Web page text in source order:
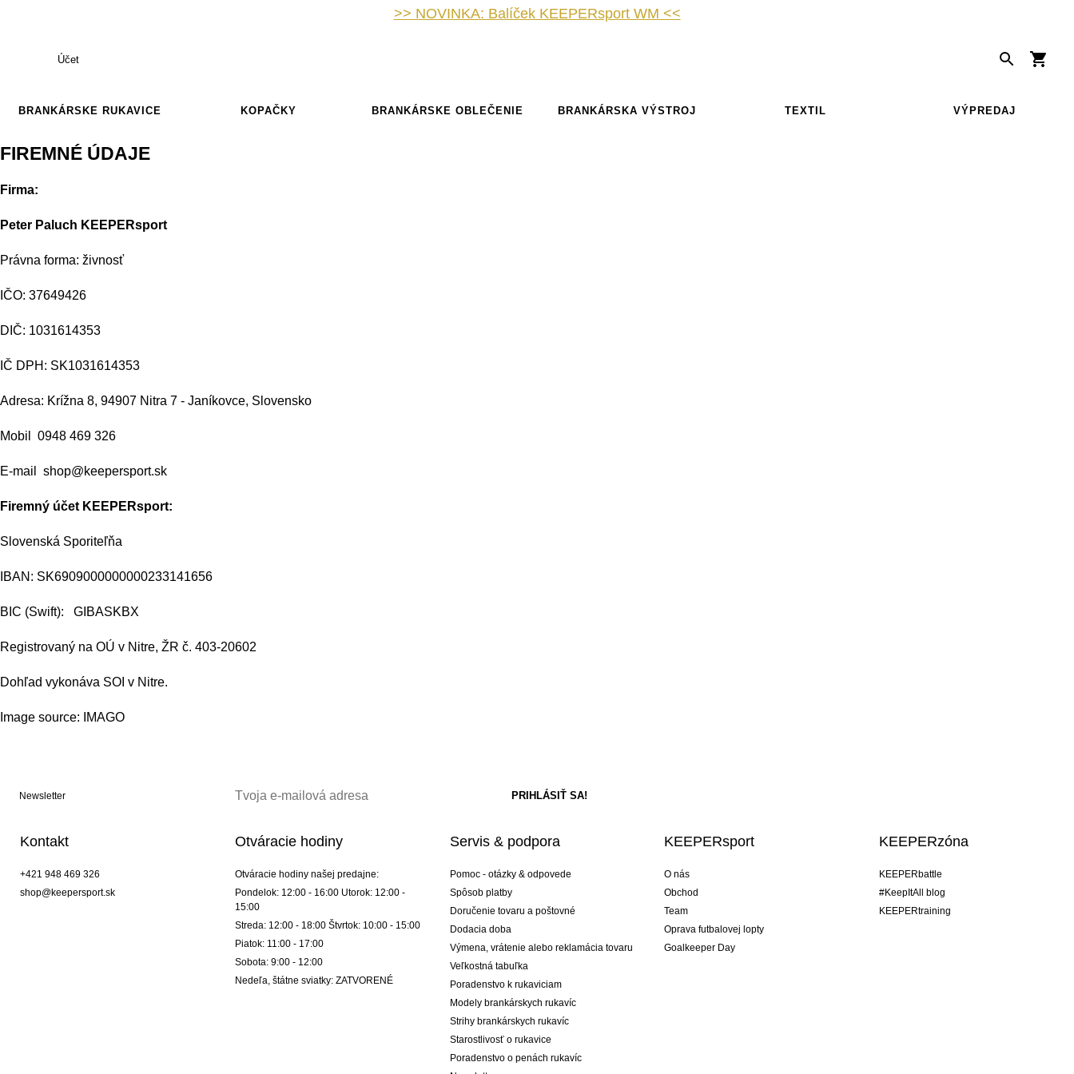
>> NOVINKA: Balíček KEEPERsport WM <<
Účet
BRANKÁRSKE RUKAVICE KOPAČKY BRANKÁRSKE OBLEČENIE BRANKÁRSKA VÝSTROJ TEXTIL VÝPREDAJ
FIREMNÉ ÚDAJE
Firma:
Peter Paluch KEEPERsport
Právna forma: živnosť
IČO: 37649426
DIČ: 1031614353
IČ DPH: SK1031614353
Adresa: Krížna 8, 94907 Nitra 7 - Janíkovce, Slovensko
Mobil 0948 469 326
E-mail shop@keepersport.sk
Firemný účet KEEPERsport:
Slovenská Sporiteľňa
IBAN: SK6909000000000233141656
BIC (Swift): GIBASKBX
Registrovaný na OÚ v Nitre, ŽR č. 403-20602
Dohľad vykonáva SOI v Nitre.
Image source: IMAGO
Newsletter
Kontakt
+421 948 469 326
shop@keepersport.sk
Otváracie hodiny
Otváracie hodiny našej predajne:
Pondelok: 12:00 - 16:00 Utorok: 12:00 -
15:00
Streda: 12:00 - 18:00 Štvrtok: 10:00 - 15:00
Piatok: 11:00 - 17:00
Sobota: 9:00 - 12:00
Nedeľa, štátne sviatky: ZATVORENÉ
Servis & podpora
Pomoc - otázky & odpovede
Spôsob platby
Doručenie tovaru a poštovné
Dodacia doba
Výmena, vrátenie alebo reklamácia tovaru
Veľkostná tabuľka
Poradenstvo k rukaviciam
Modely brankárskych rukavíc
Strihy brankárskych rukavíc
Starostlivosť o rukavice
Poradenstvo o penách rukavíc
KEEPERsport
O nás
Obchod
Team
Oprava futbalovej lopty
Goalkeeper Day
KEEPERzóna
KEEPERbattle
#KeepItAll blog
KEEPERtraining